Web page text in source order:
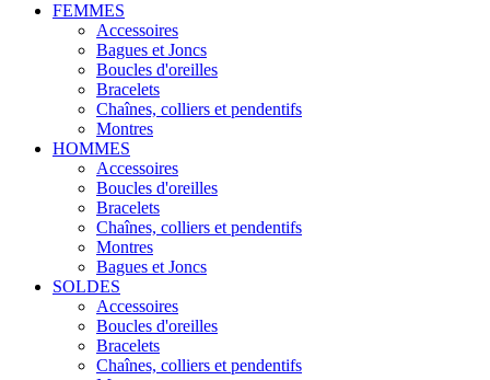
FEMMES
Accessoires
Bagues et Joncs
Boucles d'oreilles
Bracelets
Chaînes, colliers et pendentifs
Montres
HOMMES
Accessoires
Boucles d'oreilles
Bracelets
Chaînes, colliers et pendentifs
Montres
Bagues et Joncs
SOLDES
Accessoires
Boucles d'oreilles
Bracelets
Chaînes, colliers et pendentifs